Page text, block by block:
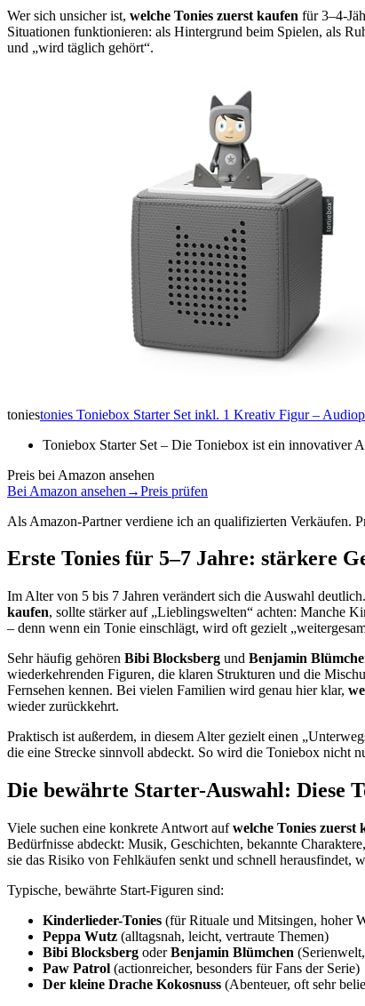
Wer sich unsicher ist, welche Tonies zuerst kaufen für 3–4-
Situationen funktionieren: als Hintergrund beim Spielen, als
und „wird täglich gehört“.
toniestonies Toniebox Starter Set inkl. 1 Kreativ Figur –
Toniebox Starter Set – Die Toniebox ist ein
Preis bei Amazon ansehen
Bei Amazon ansehen →Preis prüfen
Als Amazon-Partner verdiene ich an qualifizierten Verkäufen.
Erste Tonies für 5–7 Jahre: stärkere
Im Alter von 5 bis 7 Jahren verändert sich die Auswahl
kaufen, sollte stärker auf „Lieblingswelten“ achten: Manche
– denn wenn ein Tonie einschlägt, wird oft gezielt
Sehr häufig gehören Bibi Blocksberg und Benjamin
wiederkehrenden Figuren, die klaren Strukturen und die
Fernsehen kennen. Bei vielen Familien wird genau hier klar,
wieder zurückkehrt.
Praktisch ist außerdem, in diesem Alter gezielt einen
die eine Strecke sinnvoll abdeckt. So wird die Toniebox nicht
Die bewährte Starter-Auswahl: Diese
Viele suchen eine konkrete Antwort aufwelche Tonies zuerst
Bedürfnisse abdeckt: Musik, Geschichten, bekannte
sie das Risiko von Fehlkäufen senkt und schnell herausfindet,
Typische, bewährte Start-Figuren sind:
Kinderlieder-Tonies (für Rituale und Mitsingen, hoher
Peppa Wutz (alltagsnah, leicht, vertraute Themen)
Bibi Blocksberg oderBenjamin Blümchen
Paw Patrol (actionreicher, besonders für Fans der Serie)
Der kleine Drache Kokosnuss (Abenteuer, oft sehr